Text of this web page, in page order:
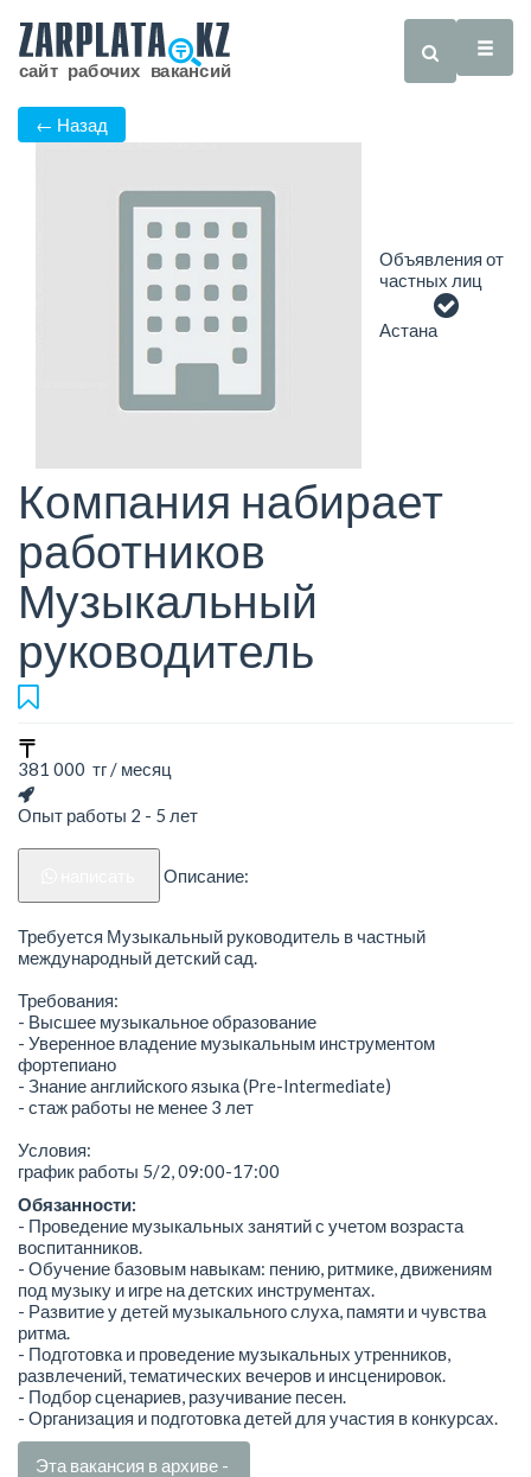
← Назад
Объявления от
частных лиц
Астана
Компания набирает
работников
Музыкальный
руководитель
381 000 тг / месяц
Опыт работы 2 - 5 лет
Описание:
Требуется Музыкальный руководитель в частный
международный детский сад.
Требования:
- Высшее музыкальное образование
- Уверенное владение музыкальным инструментом
фортепиано
- Знание английского языка (Pre-Intermediate)
- стаж работы не менее 3 лет
Условия:
график работы 5/2, 09:00-17:00
Обязанности:
- Проведение музыкальных занятий с учетом возраста
воспитанников.
- Обучение базовым навыкам: пению, ритмике, движениям
под музыку и игре на детских инструментах.
- Развитие у детей музыкального слуха, памяти и чувства
ритма.
- Подготовка и проведение музыкальных утренников,
развлечений, тематических вечеров и инсценировок.
- Подбор сценариев, разучивание песен.
- Организация и подготовка детей для участия в конкурсах.
Эта вакансия в архиве -